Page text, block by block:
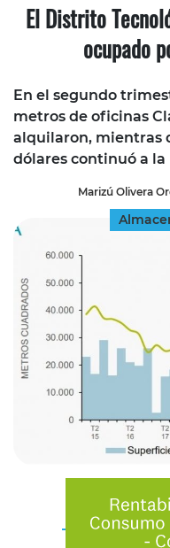
El Distrito
ocupado
En el segundo
metros de oficinas
alquilaron, mientras
dólares continuó a la
Marizú Olivera